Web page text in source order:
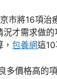
市將16項治
況才需求做的
包養網這10
多價格高的